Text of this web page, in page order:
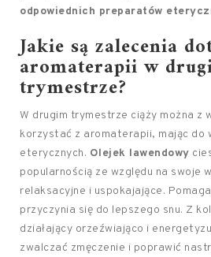
odpowiednich preparatów
Jakie są zalecenia
aromaterapii w
trymestrze?
W drugim trymestrze ciąży można z
korzystać z aromaterapii, mając do
eterycznych. Olejek lawendowy
popularnością ze względu na swoje
relaksacyjne i uspokajające.
przyczynia się do lepszego snu. Z
działający orzeźwiająco i
zwalczać zmęczenie i poprawić